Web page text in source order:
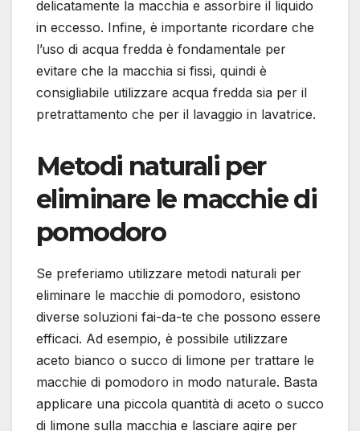
delicatamente la macchia e assorbire il liquido
in eccesso. Infine, è importante ricordare che
l’uso di acqua fredda è fondamentale per
evitare che la macchia si fissi, quindi è
consigliabile utilizzare acqua fredda sia per il
pretrattamento che per il lavaggio in lavatrice.
Metodi naturali per
eliminare le macchie di
pomodoro
Se preferiamo utilizzare metodi naturali per
eliminare le macchie di pomodoro, esistono
diverse soluzioni fai-da-te che possono essere
efficaci. Ad esempio, è possibile utilizzare
aceto bianco o succo di limone per trattare le
macchie di pomodoro in modo naturale. Basta
applicare una piccola quantità di aceto o succo
di limone sulla macchia e lasciare agire per